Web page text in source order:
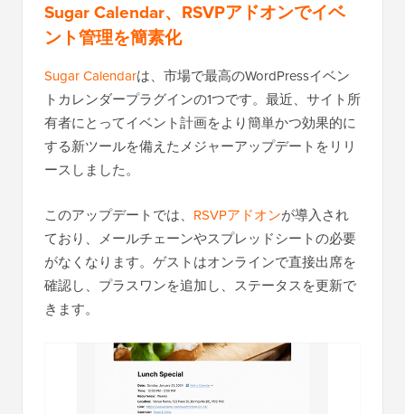
Sugar Calendar、RSVPアドオンでイベ
ント管理を簡素化
Sugar Calendarは、市場で最高のWordPressイベン
トカレンダープラグインの1つです。最近、サイト所
有者にとってイベント計画をより簡単かつ効果的に
する新ツールを備えたメジャーアップデートをリリ
ースしました。
このアップデートでは、 RSVPアドオンが導入され
ており、メールチェーンやスプレッドシートの必要
がなくなります。ゲストはオンラインで直接出席を
確認し、プラスワンを追加し、ステータスを更新で
きます。